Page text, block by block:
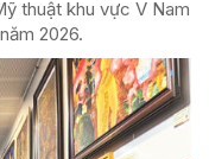
thuật khu vực V Nam
2026.